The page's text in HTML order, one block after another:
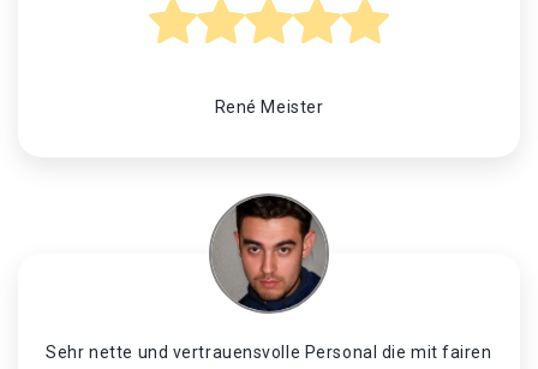
René Meister
Sehr nette und vertrauensvolle Personal die mit fairen